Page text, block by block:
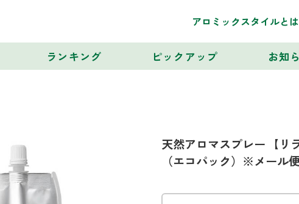
アロミックスタイルとは
ランキング ピックアップ お知
天然アロマスプレー 【リ
（エコパック）※メール